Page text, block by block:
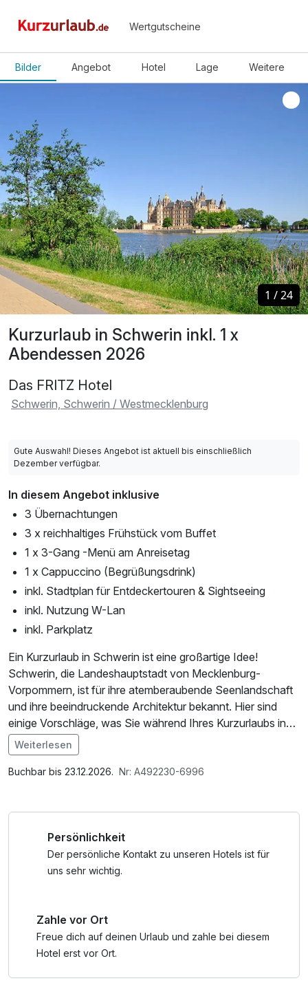
Wertgutscheine
Bilder Angebot Hotel Lage Weitere
Kurzurlaub in Schwerin inkl. 1 x
Abendessen 2026
Das FRITZ Hotel
Schwerin, Schwerin / Westmecklenburg
1 /24
1 /24
Gute Auswahl! Dieses Angebot ist aktuell bis einschließlich
Dezember verfügbar.
In diesem Angebot inklusive
3 Übernachtungen
3 x reichhaltiges Frühstück vom Buffet
1 x 3-Gang -Menü am Anreisetag
1 x Cappuccino (Begrüßungsdrink)
inkl. Stadtplan für Entdeckertouren & Sightseeing
inkl. Nutzung W-Lan
inkl. Parkplatz
Ein Kurzurlaub in Schwerin ist eine großartige Idee!
Schwerin, die Landeshauptstadt von Mecklenburg-
Vorpommern, ist für ihre atemberaubende Seenlandschaft
und ihre beeindruckende Architektur bekannt. Hier sind
einige Vorschläge, was Sie während Ihres Kurzurlaubs in
Schwerin unternehmen können:
Schweriner Schloss: Das Schweriner Schloss ist eines der
Mecklenburgische Staatstheater sowie das Staatliche
Museum Schwerin.
Stadt thront. Er ist nicht nur ein architektonisches Juwel,
sondern beherbergt auch wertvolle Kunstwerke und
Grabstätten.
Im Angebot enthalten
1 Flasche Mineralwasser, Parkplatz, W-LAN Nutzung /
Weiterlesen
Buchbar bis 23.12.2026. Nr: A492230-6996
Persönlichkeit
Der persönliche Kontakt zu unseren Hotels ist für
uns sehr wichtig.
Zahle vor Ort
Freue dich auf deinen Urlaub und zahle bei diesem
Hotel erst vor Ort.